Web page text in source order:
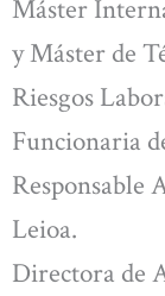
Máster
y Máster de
Riesgos
Funcionaria
Responsable
Leioa.
Directora de